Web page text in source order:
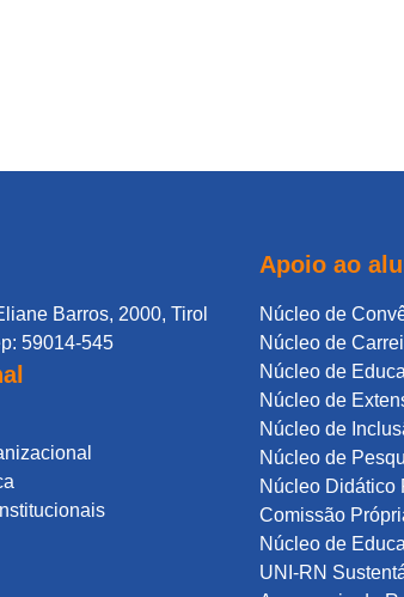
Barros, 2000, Tirol
59014-545
Apoio ao
Núcleo de
Núcleo de
Núcleo de
Núcleo de
Núcleo de
Núcleo de
Núcleo Didático
Comissão
Núcleo de
UNI-RN